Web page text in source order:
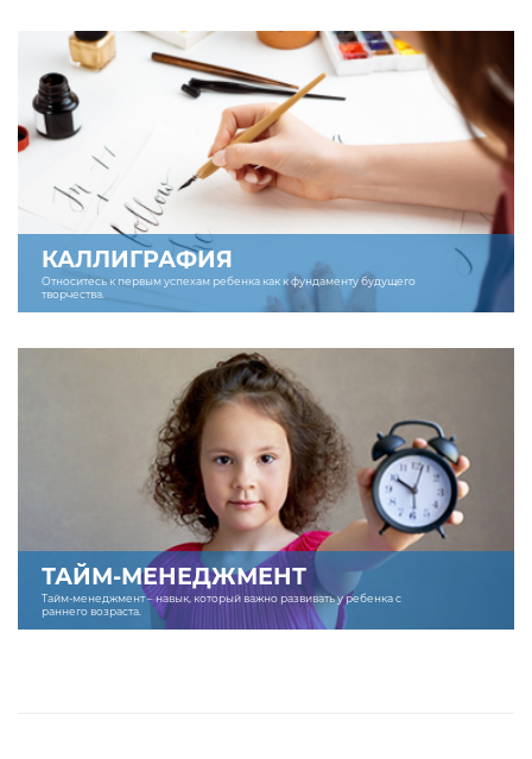
КАЛЛИГРАФИЯ
Относитесь к первым успехам ребенка как к фундаменту будущего
творчества.
ТАЙМ-МЕНЕДЖМЕНТ
Тайм-менеджмент – навык, который важно развивать у ребенка с
раннего возраста.